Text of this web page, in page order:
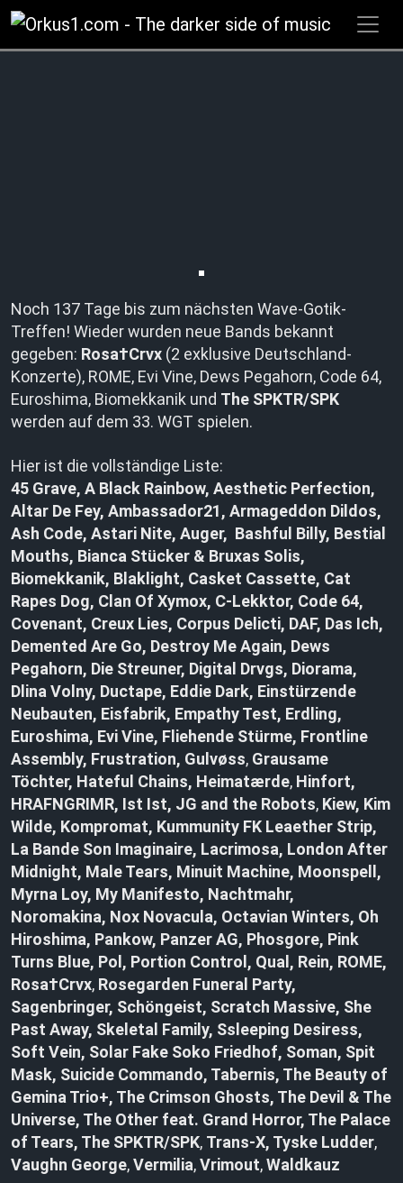
Zum
Inhalt
springen
Noch 137 Tage bis zum nächsten Wave-Gotik-
Treffen! Wieder wurden neue Bands bekannt
gegeben: Rosa†Crvx (2 exklusive Deutschland-
Konzerte), ROME, Evi Vine, Dews Pegahorn, Code 64,
Euroshima, Biomekkanik und The SPKTR/SPK
werden auf dem 33. WGT spielen.
Hier ist die vollständige Liste:
45 Grave, A Black Rainbow, Aesthetic Perfection,
Altar De Fey, Ambassador21, Armageddon Dildos,
Ash Code, Astari Nite, Auger, Bashful Billy, Bestial
Mouths, Bianca Stücker & Bruxas Solis,
Biomekkanik, Blaklight, Casket Cassette, Cat
Rapes Dog, Clan Of Xymox, C-Lekktor, Code 64,
Covenant, Creux Lies, Corpus Delicti, DAF, Das Ich,
Demented Are Go, Destroy Me Again, Dews
Pegahorn, Die Streuner, Digital Drvgs, Diorama,
Dlina Volny, Ductape, Eddie Dark, Einstürzende
Neubauten, Eisfabrik, Empathy Test, Erdling,
Euroshima, Evi Vine, Fliehende Stürme, Frontline
Assembly, Frustration, Gulvøss, Grausame
Töchter, Hateful Chains, Heimatærde, Hinfort,
HRAFNGRIMR, Ist Ist, JG and the Robots, Kiew, Kim
Wilde, Kompromat, Kummunity FK Leaether Strip,
La Bande Son Imaginaire, Lacrimosa, London After
Midnight, Male Tears, Minuit Machine, Moonspell,
Myrna Loy, My Manifesto, Nachtmahr,
Noromakina, Nox Novacula, Octavian Winters, Oh
Hiroshima, Pankow, Panzer AG, Phosgore, Pink
Turns Blue, Pol, Portion Control, Qual, Rein, ROME,
Rosa†Crvx, Rosegarden Funeral Party,
Sagenbringer, Schöngeist, Scratch Massive, She
Past Away, Skeletal Family, Ssleeping Desiress,
Soft Vein, Solar Fake Soko Friedhof, Soman, Spit
Mask, Suicide Commando, Tabernis, The Beauty of
Gemina Trio+, The Crimson Ghosts, The Devil & The
Universe, The Other feat. Grand Horror, The Palace
of Tears, The SPKTR/SPK, Trans-X, Tyske Ludder,
Vaughn George,Vermilia,Vrimout,Waldkauz